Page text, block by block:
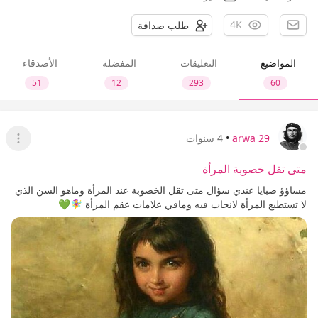
4K طلب صداقة
المواضيع
60
التعليقات
293
المفضلة
12
الأصدقاء
51
arwa 29
• 4 سنوات
عرض
متى تقل خصوبة المرأة
مساؤؤ صبايا عندي سؤال متى تقل الخصوبة عند المرأة وماهو السن الذي
لا تستطيع المرأة لانجاب فيه ومافي علامات عقم المرأة 🧚‍♀️💚